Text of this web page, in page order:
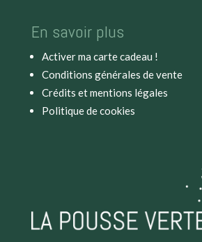
En savoir plus
Activer ma carte cadeau !
Conditions générales de vente
Crédits et mentions légales
Politique de cookies